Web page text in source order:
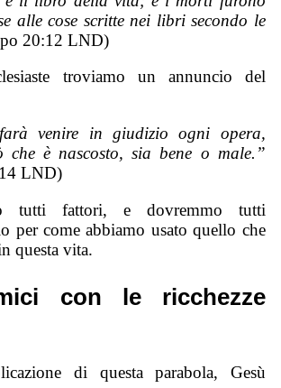
alle cose scritte nei libri secondo le
20:12 LND)
troviamo un annuncio del
venire in giudizio ogni opera,
che è nascosto, sia bene o male.”
LND)
tutti fattori, e dovremmo tutti
per come abbiamo usato quello che
questa vita.
con le ricchezze
di questa parabola, Gesù